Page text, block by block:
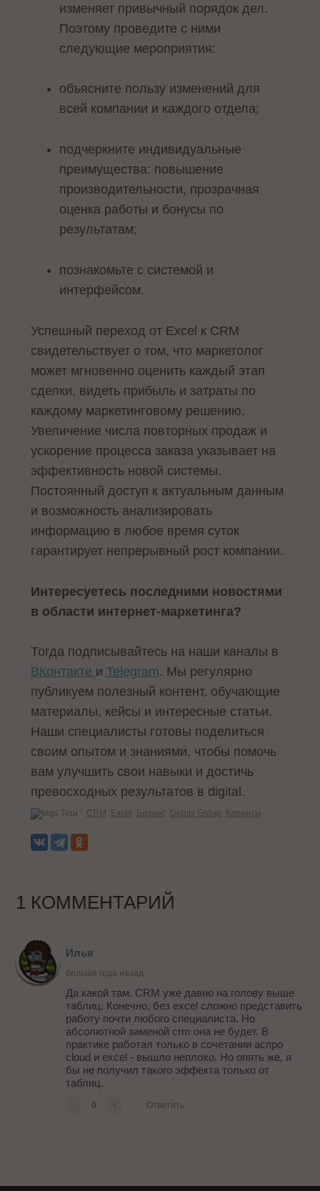
изменяет привычный порядок дел.
Поэтому проведите с ними
следующие мероприятия:
объясните пользу изменений для
всей компании и каждого отдела;
подчеркните индивидуальные
преимущества: повышение
производительности, прозрачная
оценка работы и бонусы по
результатам;
познакомьте с системой и
интерфейсом.
Успешный переход от Excel к CRM
свидетельствует о том, что маркетолог
может мгновенно оценить каждый этап
сделки, видеть прибыль и затраты по
каждому маркетинговому решению.
Увеличение числа повторных продаж и
ускорение процесса заказа указывает на
эффективность новой системы.
Постоянный доступ к актуальным данным
и возможность анализировать
информацию в любое время суток
гарантирует непрерывный рост компании.
Интересуетесь последними новостями
в области интернет-маркетинга?
Тогда подписывайтесь на наши каналы в
ВКонтакте и Telegram. Мы регулярно
публикуем полезный контент, обучающие
материалы, кейсы и интересные статьи.
Наши специалисты готовы поделиться
своим опытом и знаниями, чтобы помочь
вам улучшить свои навыки и достичь
превосходных результатов в digital.
Теги: CRM Excel Бизнес Demis Group Клиенты
1 КОММЕНТАРИЙ
Илья
больше года назад
Да какой там. CRM уже давно на голову выше
таблиц. Конечно, без excel сложно представить
работу почти любого специалиста. Но
абсолютной заменой crm она не будет. В
практике работал только в сочетании аспро
cloud и excel - вышло неплохо. Но опять же, я
бы не получил такого эффекта только от
таблиц.
0 Ответить